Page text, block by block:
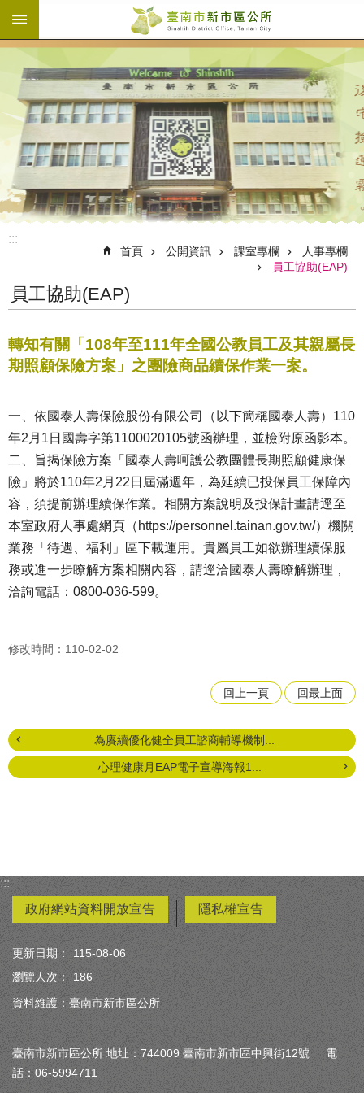
跳到主要內容區塊
:::
首頁 公開資訊 課室專欄
人事專欄
員工協助(EAP)
員工協助(EAP)
轉知有關「108年至111年全國公教員工及其親屬長
期照顧保險方案」之團險商品續保作業一案。
一、依國泰人壽保險股份有限公司（以下簡稱國泰人壽）110
年2月1日國壽字第1100020105號函辦理，並檢附原函影本。
二、旨揭保險方案「國泰人壽呵護公教團體長期照顧健康保
險」將於110年2月22日屆滿週年，為延續已投保員工保障內
容，須提前辦理續保作業。相關方案說明及投保計畫請逕至
本室政府人事處網頁（https://personnel.tainan.gov.tw/）機關
業務「待遇、福利」區下載運用。貴屬員工如欲辦理續保服
務或進一步瞭解方案相關內容，請逕洽國泰人壽瞭解辦理，
洽詢電話：0800-036-599。
修改時間：110-02-02
回上一頁 回最上面
為賡續優化健全員工諮商輔導機制...
心理健康月EAP電子宣導海報1...
:::
政府網站資料開放宣告
隱私權宣告
更新日期：
115-08-06
瀏覽人次：
186
資料維護：臺南市新市區公所
臺南市新市區公所 地址：744009 臺南市新市區中興街12號 電
話：06-5994711